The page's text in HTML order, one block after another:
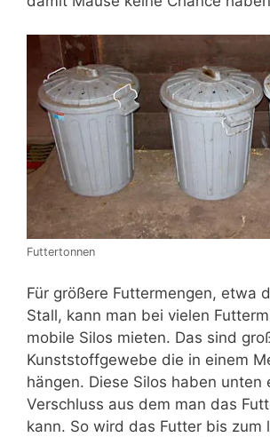
Futtertonnen
Für größere Futtermengen, etwa
Stall, kann man bei vielen
mobile Silos mieten. Das sind
Kunststoffgewebe die in einem
hängen. Diese Silos haben unten
Verschluss aus dem man das
kann. So wird das Futter bis zum